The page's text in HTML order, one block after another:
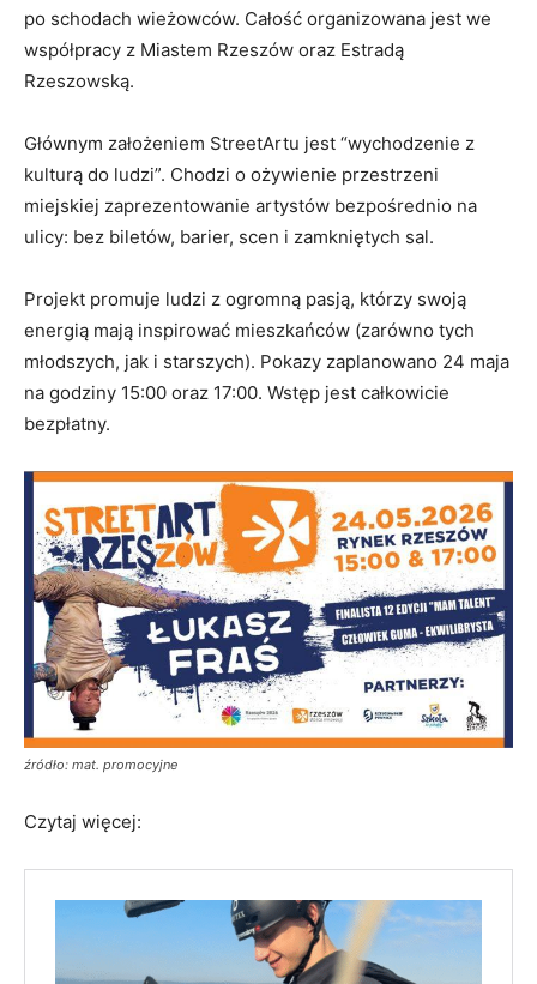
po schodach wieżowców. Całość organizowana jest we
współpracy z Miastem Rzeszów oraz Estradą
Rzeszowską.
Głównym założeniem StreetArtu jest “wychodzenie z
kulturą do ludzi”. Chodzi o ożywienie przestrzeni
miejskiej zaprezentowanie artystów bezpośrednio na
ulicy: bez biletów, barier, scen i zamkniętych sal.
Projekt promuje ludzi z ogromną pasją, którzy swoją
energią mają inspirować mieszkańców (zarówno tych
młodszych, jak i starszych). Pokazy zaplanowano 24 maja
na godziny 15:00 oraz 17:00. Wstęp jest całkowicie
bezpłatny.
źródło: mat. promocyjne
Czytaj więcej: